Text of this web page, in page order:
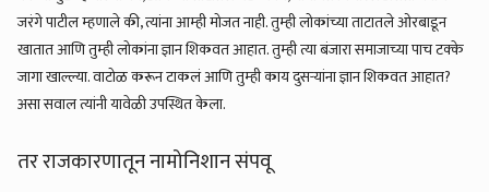
जरंगे पाटील म्हणाले की, त्यांना आम्ही मोजत नाही. तुम्ही लोकांच्या ताटातले ओरबाडून
खातात आणि तुम्ही लोकांना ज्ञान शिकवत आहात. तुम्ही त्या बंजारा समाजाच्या पाच टक्के
जागा खाल्ल्या. वाटोळ करून टाकलं आणि तुम्ही काय दुसऱ्यांना ज्ञान शिकवत आहात?
असा सवाल त्यांनी यावेळी उपस्थित केला.
तर राजकारणातून नामोनिशान संपवू